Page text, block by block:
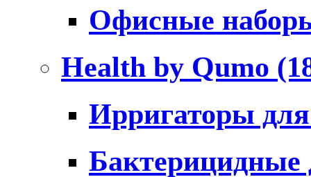
Офисные
Health by Qumo
Ирригаторы